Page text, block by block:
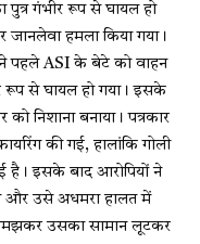
गंभीर रूप से घायल हो
जानलेवा हमला किया गया।
ने पहले ASI के बेटे को वाहन
से घायल हो गया। इसके
निशाना बनाया। पत्रकार
की गई, हालांकि गोली
इसके बाद आरोपियों ने
और उसे अधमरा हालत में
उसका सामान लूटकर